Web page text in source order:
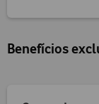
Benefícios